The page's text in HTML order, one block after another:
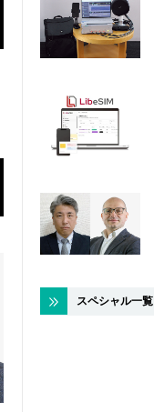
スペシャル一覧